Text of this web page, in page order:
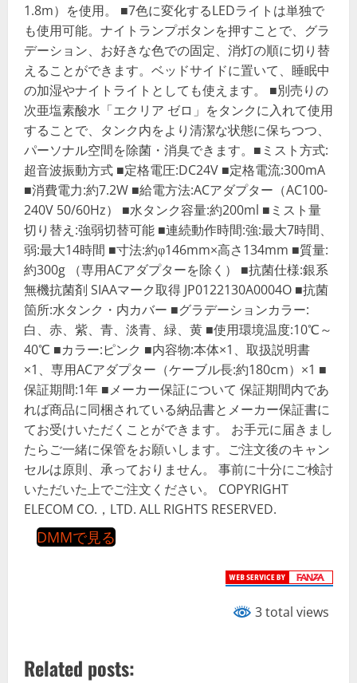
1.8m）を使用。 ■7色に変化するLEDライトは単独で
も使用可能。ナイトランプボタンを押すことで、グラ
デーション、お好きな色での固定、消灯の順に切り替
えることができます。ベッドサイドに置いて、睡眠中
の加湿やナイトライトとしても使えます。 ■別売りの
次亜塩素酸水「エクリア ゼロ」をタンクに入れて使用
することで、タンク内をより清潔な状態に保ちつつ、
パーソナル空間を除菌・消臭できます。■ミスト方式:
超音波振動方式 ■定格電圧:DC24V ■定格電流:300mA
■消費電力:約7.2W ■給電方法:ACアダプター（AC100-
240V 50/60Hz） ■水タンク容量:約200ml ■ミスト量
切り替え:強弱切替可能 ■連続動作時間:強:最大7時間、
弱:最大14時間 ■寸法:約φ146mm×高さ134mm ■質量:
約300g （専用ACアダプターを除く） ■抗菌仕様:銀系
無機抗菌剤 SIAAマーク取得 JP0122130A0004O ■抗菌
箇所:水タンク・内カバー ■グラデーションカラー:
白、赤、紫、青、淡青、緑、黄 ■使用環境温度:10℃～
40℃ ■カラー:ピンク ■内容物:本体×1、取扱説明書
×1、専用ACアダプター（ケーブル長:約180cm）×1 ■
保証期間:1年 ■メーカー保証について 保証期間内であ
れば商品に同梱されている納品書とメーカー保証書に
てお受けいただくことができます。 お手元に届きまし
たらご一緒に保管をお願いします。ご注文後のキャン
セルは原則、承っておりません。 事前に十分にご検討
いただいた上でご注文ください。 COPYRIGHT
ELECOM CO.，LTD. ALL RIGHTS RESERVED.
DMMで見る
3 total views
Related posts: